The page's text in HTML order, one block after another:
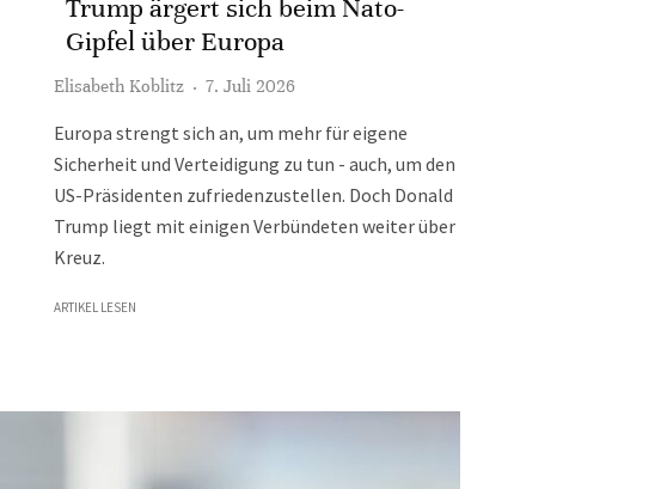
Trump ärgert sich beim Nato-
Gipfel über Europa
Elisabeth Koblitz · 7. Juli 2026
Europa strengt sich an, um mehr für eigene
Sicherheit und Verteidigung zu tun - auch, um den
US-Präsidenten zufriedenzustellen. Doch Donald
Trump liegt mit einigen Verbündeten weiter über
Kreuz.
ARTIKEL LESEN